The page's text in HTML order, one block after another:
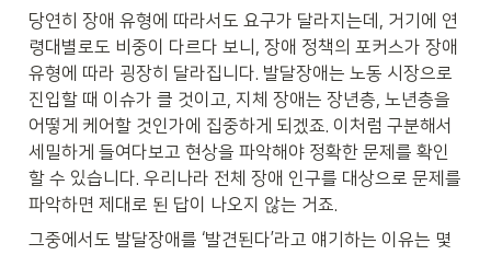
당연히 장애 유형에 따라서도 요구가 달라지는데, 거기에 연
령대별로도 비중이 다르다 보니, 장애 정책의 포커스가 장애
유형에 따라 굉장히 달라집니다. 발달장애는 노동 시장으로
진입할 때 이슈가 클 것이고, 지체 장애는 장년층, 노년층을
어떻게 케어할 것인가에 집중하게 되겠죠. 이처럼 구분해서
세밀하게 들여다보고 현상을 파악해야 정확한 문제를 확인
할 수 있습니다. 우리나라 전체 장애 인구를 대상으로 문제를
파악하면 제대로 된 답이 나오지 않는 거죠.
그중에서도 발달장애를 ‘발견된다’라고 얘기하는 이유는 몇